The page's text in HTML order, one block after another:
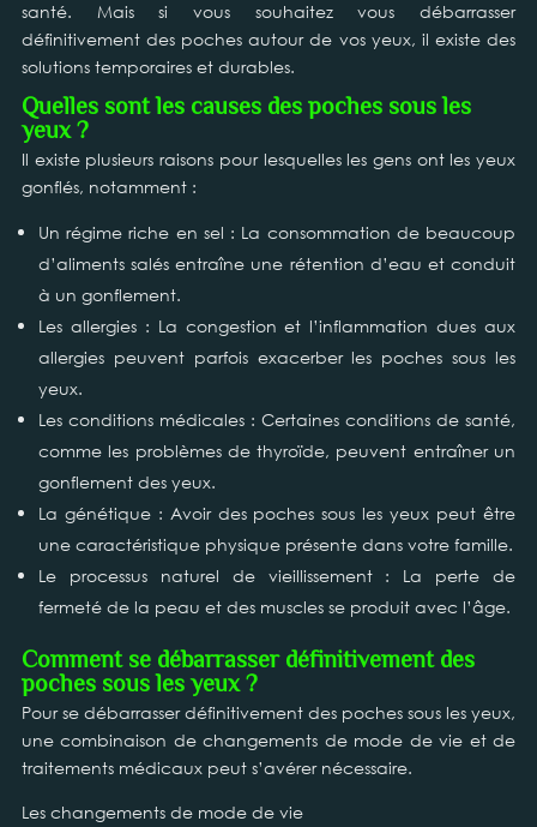
santé. Mais si vous souhaitez vous débarrasser
définitivement des poches autour de vos yeux, il existe des
solutions temporaires et durables.
Quelles sont les causes des poches sous les
yeux ?
Il existe plusieurs raisons pour lesquelles les gens ont les yeux
gonflés, notamment :
Un régime riche en sel : La consommation de beaucoup
d’aliments salés entraîne une rétention d’eau et conduit
à un gonflement.
Les allergies : La congestion et l’inflammation dues aux
allergies peuvent parfois exacerber les poches sous les
yeux.
Les conditions médicales : Certaines conditions de santé,
comme les problèmes de thyroïde, peuvent entraîner un
gonflement des yeux.
La génétique : Avoir des poches sous les yeux peut être
une caractéristique physique présente dans votre famille.
Le processus naturel de vieillissement : La perte de
fermeté de la peau et des muscles se produit avec l’âge.
Comment se débarrasser définitivement des
poches sous les yeux ?
Pour se débarrasser définitivement des poches sous les yeux,
une combinaison de changements de mode de vie et de
traitements médicaux peut s’avérer nécessaire.
Les changements de mode de vie